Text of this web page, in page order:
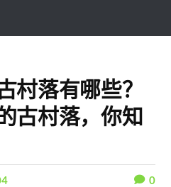
村落有哪些？
古村落，你知
0